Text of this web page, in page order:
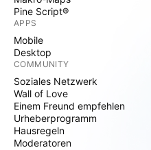
Pine Script®
APPS
Mobile
Desktop
COMMUNITY
Soziales Netzwerk
Wall of Love
Einem Freund empfehlen
Urheberprogramm
Hausregeln
Moderatoren